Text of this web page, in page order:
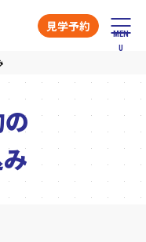
見学予約